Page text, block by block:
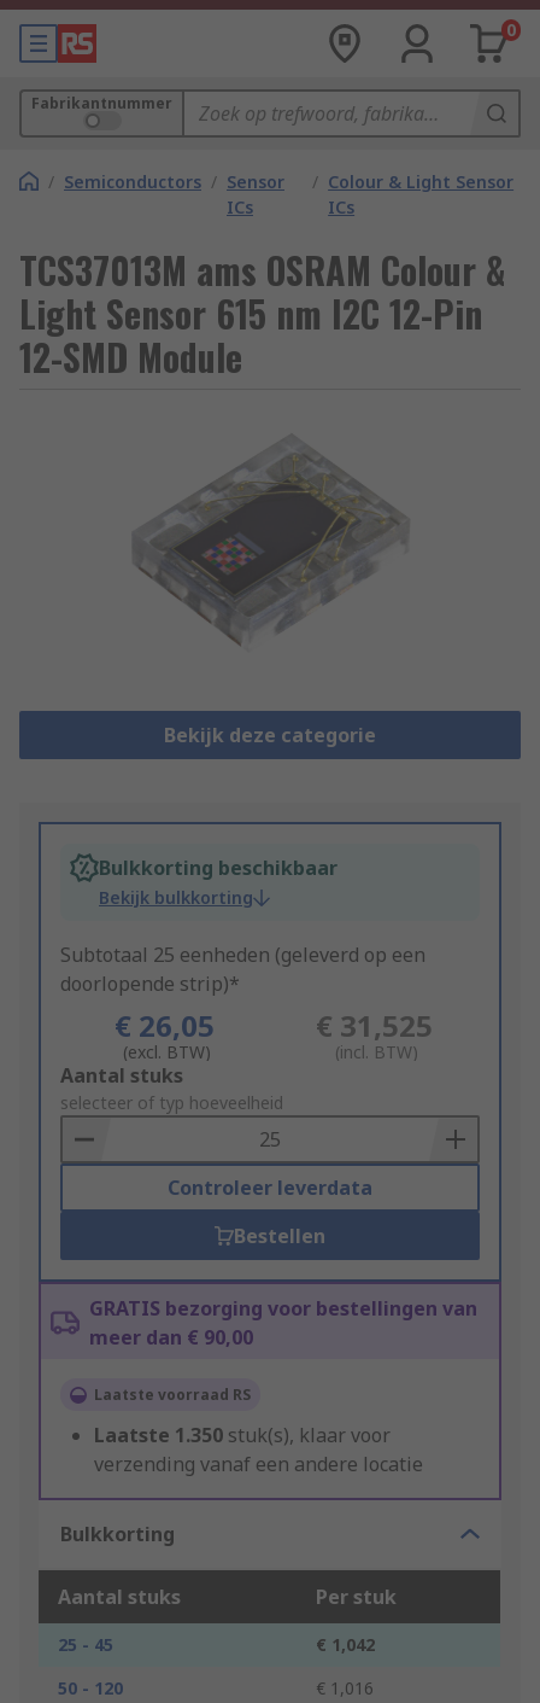
0
Fabrikantnummer
/ Semiconductors / Sensor
ICs
/ Colour & Light Sensor
ICs
TCS37013M ams OSRAM Colour &
Light Sensor 615 nm I2C 12-Pin
12-SMD Module
Bekijk deze categorie
Bulkkorting beschikbaar
Bekijk bulkkorting
Subtotaal 25 eenheden (geleverd op een
doorlopende strip)*
€ 26,05
(excl. BTW)
€ 31,525
(incl. BTW)
Add
to
Basket
Aantal stuks
selecteer of typ hoeveelheid
Controleer leverdata
Bestellen
GRATIS bezorging voor bestellingen van
meer dan € 90,00
Laatste voorraad RS
Laatste 1.350 stuk(s), klaar voor
verzending vanaf een andere locatie
Bulkkorting
Aantal stuks Per stuk
25 - 45
€ 1,042
50 - 120
€ 1,016